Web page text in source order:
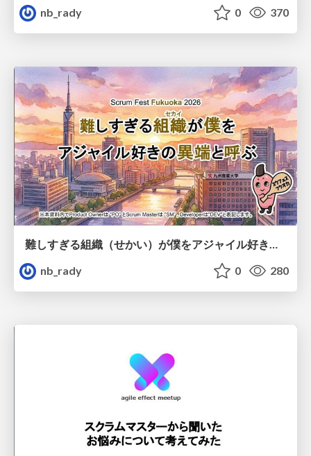
nb_rady
0 370
難しすぎる組織（せかい）が僕をアジャイル好きの異端と呼ぶ
nb_rady
0 280